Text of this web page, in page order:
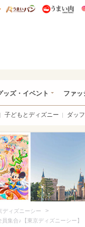
ー特集
うまいめし うまいパン
ッズ・イベント ファッ
子どもとディズニー ダッ
ディズニーシー >
集合♪【東京ディズニーシー】